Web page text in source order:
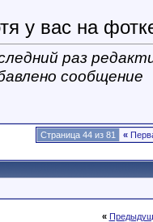
у вас на
раз
сообщение
Страница 44 из 81 «
«